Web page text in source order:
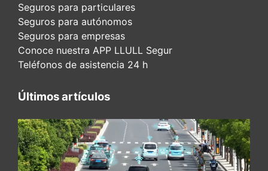
Seguros para particulares
Seguros para autónomos
Seguros para empresas
Conoce nuestra APP LLULL Segur
Teléfonos de asistencia 24 h
Últimos artículos